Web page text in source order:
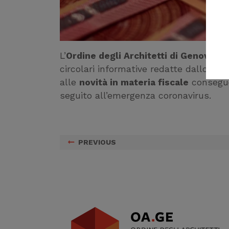
L’Ordine degli Architetti di Genova
circolari informative redatte dallo
alle novità in materia fiscale
seguito all’emergenza coronavirus.
PREVIOUS